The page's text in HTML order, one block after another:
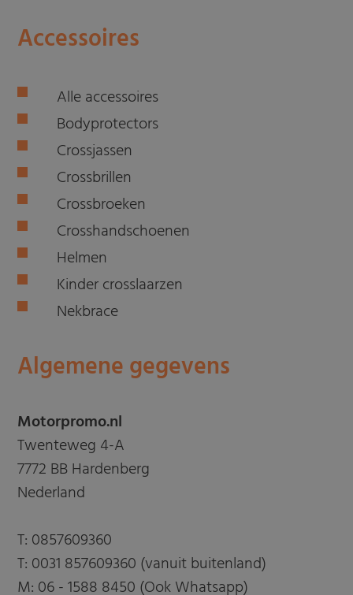
Accessoires
Alle accessoires
Bodyprotectors
Crossjassen
Crossbrillen
Crossbroeken
Crosshandschoenen
Helmen
Kinder crosslaarzen
Nekbrace
Algemene gegevens
Motorpromo.nl
Twenteweg 4-A
7772 BB Hardenberg
Nederland
T: 0857609360
T: 0031 857609360 (vanuit buitenland)
M: 06 - 1588 8450 (Ook Whatsapp)